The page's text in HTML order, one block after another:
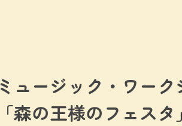
ミュージック・ワー
「森の王様のフェス